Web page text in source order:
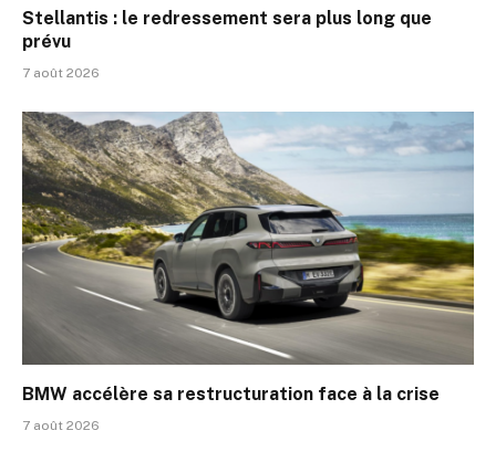
Stellantis : le redressement sera plus long que
prévu
7 août 2026
BMW accélère sa restructuration face à la crise
7 août 2026